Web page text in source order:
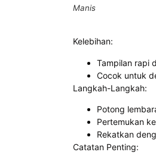
Manis
Kelebihan:
Tampilan rapi
Cocok untuk
Langkah-Langkah:
Potong
Pertemukan
Rekatkan
Catatan Penting: